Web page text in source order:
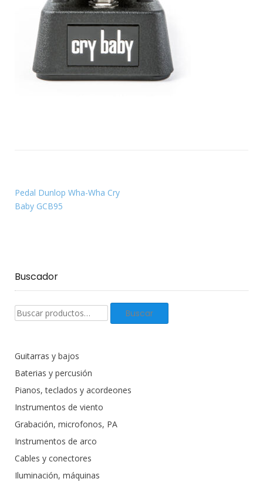
Pedal Dunlop Wha-Wha Cry
Baby GCB95
Buscador
Buscar
productos:
Buscar
Guitarras y bajos
Baterias y percusión
Pianos, teclados y acordeones
Instrumentos de viento
Grabación, microfonos, PA
Instrumentos de arco
Cables y conectores
Iluminación, máquinas